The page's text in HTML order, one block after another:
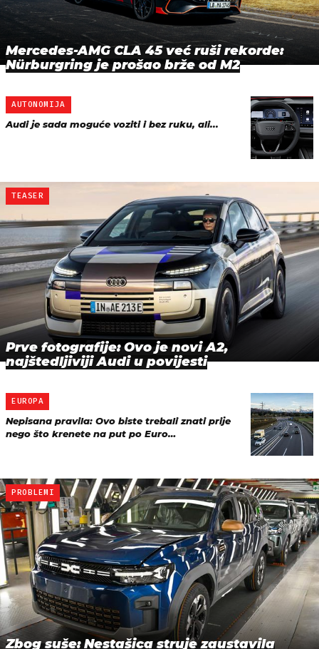
Mercedes-AMG CLA 45 već ruši rekorde:
Nürburgring je prošao brže od M2
AUTONOMIJA
Audi je sada moguće voziti i bez ruku, ali...
TEASER
Prve fotografije: Ovo je novi A2,
najštedljiviji Audi u povijesti
EUROPA
Nepisana pravila: Ovo biste trebali znati prije
nego što krenete na put po Euro…
PROBLEMI
Zbog suše: Nestašica struje zaustavila